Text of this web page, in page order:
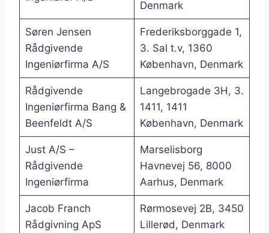
Denmark
Søren Jensen
Rådgivende
Ingeniørfirma A/S
Frederiksborggade 1,
3. Sal t.v, 1360
København, Denmark
Rådgivende
Ingeniørfirma Bang &
Beenfeldt A/S
Langebrogade 3H, 3.
1411, 1411
København, Denmark
Just A/S –
Rådgivende
Ingeniørfirma
Marselisborg
Havnevej 56, 8000
Aarhus, Denmark
Jacob Franch
Rådgivning ApS
Rørmosevej 2B, 3450
Lillerød, Denmark